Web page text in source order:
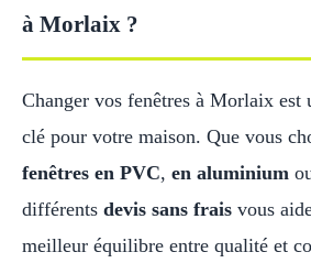
à Morlaix ?
Changer vos fenêtres à Morlaix est
clé pour votre maison. Que vous
fenêtres en PVC, en aluminium
différents devis sans frais vous
meilleur équilibre entre qualité et